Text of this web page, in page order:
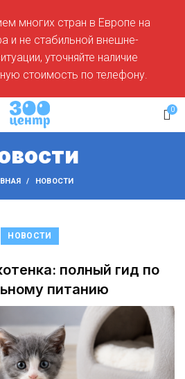
0
НОВОСТИ
НОВОСТИ
полный гид по
питанию
многих стран в Европе на
и не стабильной внешне-
уточняйте наличие
стоимость по телефону.